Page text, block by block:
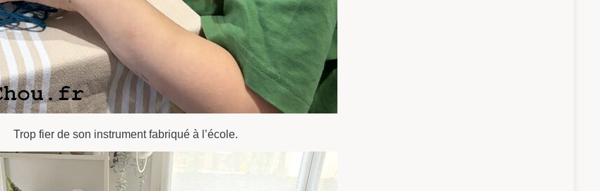
Trop fier de son instrument fabriqué à l’école.